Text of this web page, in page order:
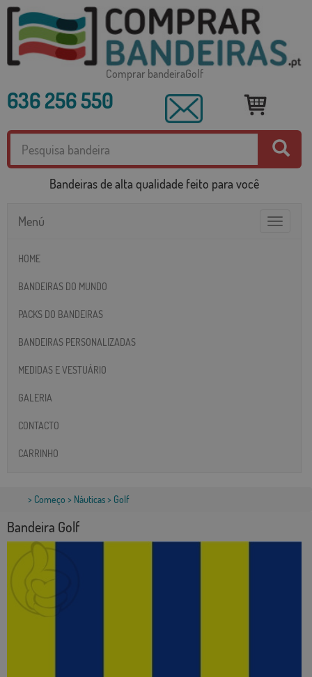
Comprar bandeiraGolf
636 256 550
Bandeiras de alta qualidade feito para você
Toggle
Menú
HOME
BANDEIRAS DO MUNDO
PACKS DO BANDEIRAS
BANDEIRAS PERSONALIZADAS
MEDIDAS E VESTUÁRIO
GALERIA
CONTACTO
CARRINHO
> Começo > Náuticas> Golf
Bandeira Golf